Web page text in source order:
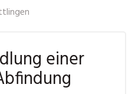
einer